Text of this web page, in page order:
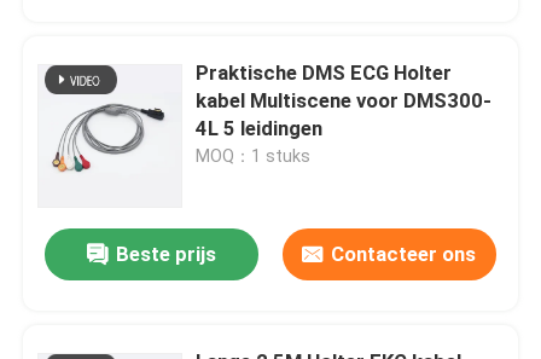
Thuis
Praktische DMS ECG Holter
kabel Multiscene voor DMS300-
4L 5 leidingen
MOQ：1 stuks
Beste prijs Contacteer ons